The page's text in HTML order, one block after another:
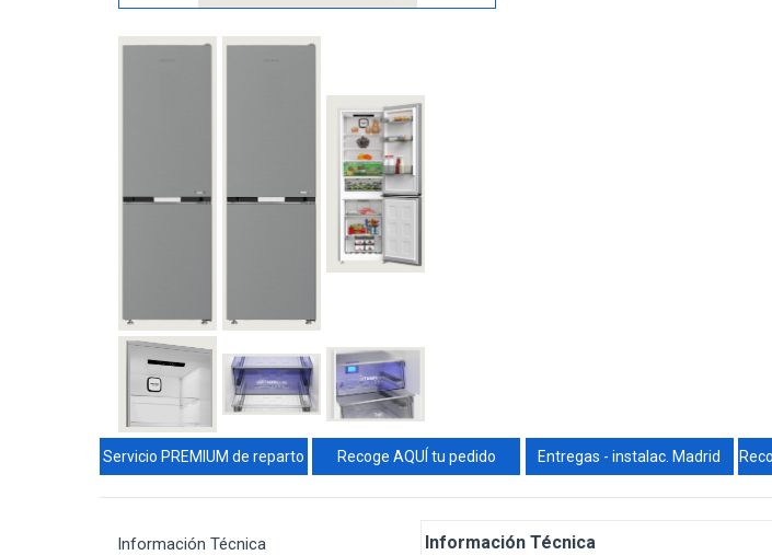
Servicio PREMIUM de reparto Recoge AQUÍ tu pedido Entregas - instalac. Madrid
Información Técnica Información Técnica